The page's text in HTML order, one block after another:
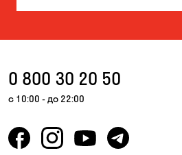
0 800 30 20 50
с 10:00 - до 22:00